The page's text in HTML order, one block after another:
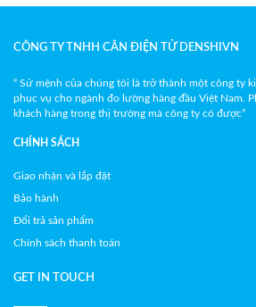
CÔNG TY TNHH CÂN ĐIỆN TỬ DENSHIVN
“ Sứ mệnh của chúng tôi là trở thành một công ty
phục vụ cho ngành đo lường hàng đầu Việt Nam.
khách hàng trong thị trường mà công ty có được”
CHÍNH SÁCH
Giao nhận và lắp đặt
Bảo hành
Đổi trả sản phẩm
Chính sách thanh toán
GET IN TOUCH